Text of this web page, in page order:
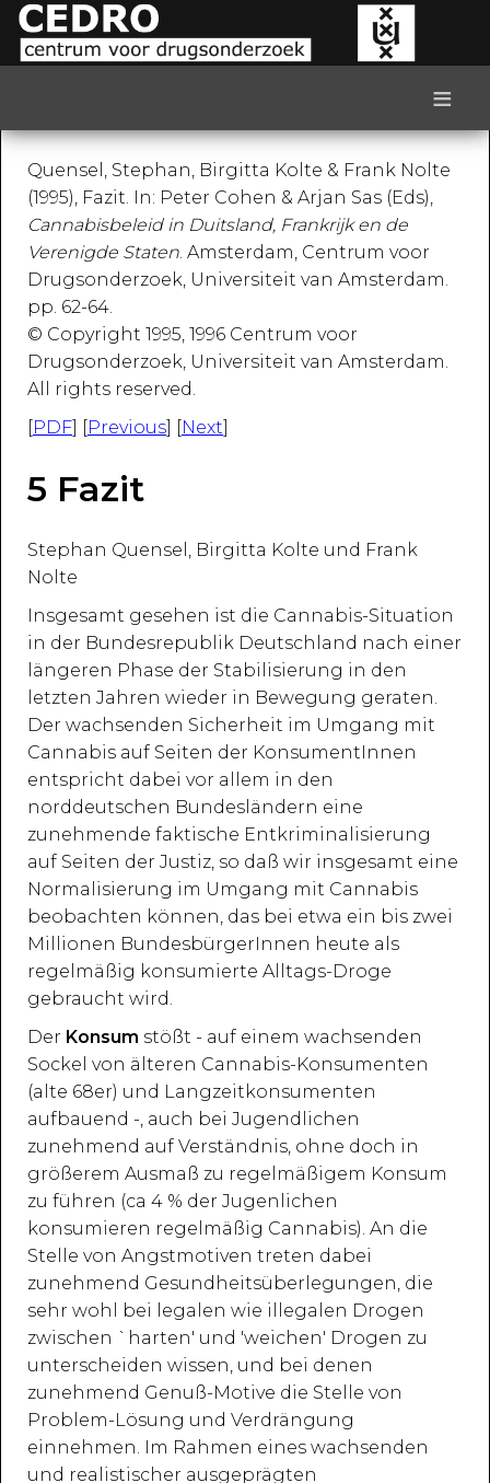
≡
Quensel, Stephan, Birgitta Kolte & Frank Nolte
(1995), Fazit. In: Peter Cohen & Arjan Sas (Eds),
Cannabisbeleid in Duitsland, Frankrijk en de
Verenigde Staten. Amsterdam, Centrum voor
Drugsonderzoek, Universiteit van Amsterdam.
pp. 62-64.
© Copyright 1995, 1996 Centrum voor
Drugsonderzoek, Universiteit van Amsterdam.
All rights reserved.
[PDF] [Previous] [Next]
5 Fazit
Stephan Quensel, Birgitta Kolte und Frank
Nolte
Insgesamt gesehen ist die Cannabis-Situation
in der Bundesrepublik Deutschland nach einer
längeren Phase der Stabilisierung in den
letzten Jahren wieder in Bewegung geraten.
Der wachsenden Sicherheit im Umgang mit
Cannabis auf Seiten der KonsumentInnen
entspricht dabei vor allem in den
norddeutschen Bundesländern eine
zunehmende faktische Entkriminalisierung
auf Seiten der Justiz, so daß wir insgesamt eine
Normalisierung im Umgang mit Cannabis
beobachten können, das bei etwa ein bis zwei
Millionen BundesbürgerInnen heute als
regelmäßig konsumierte Alltags-Droge
gebraucht wird.
Der Konsum stößt - auf einem wachsenden
Sockel von älteren Cannabis-Konsumenten
(alte 68er) und Langzeitkonsumenten
aufbauend -, auch bei Jugendlichen
zunehmend auf Verständnis, ohne doch in
größerem Ausmaß zu regelmäßigem Konsum
zu führen (ca 4 % der Jugenlichen
konsumieren regelmäßig Cannabis). An die
Stelle von Angstmotiven treten dabei
zunehmend Gesundheitsüberlegungen, die
sehr wohl bei legalen wie illegalen Drogen
zwischen `harten' und 'weichen' Drogen zu
unterscheiden wissen, und bei denen
zunehmend Genuß-Motive die Stelle von
Problem-Lösung und Verdrängung
einnehmen. Im Rahmen eines wachsenden
und realistischer ausgeprägten